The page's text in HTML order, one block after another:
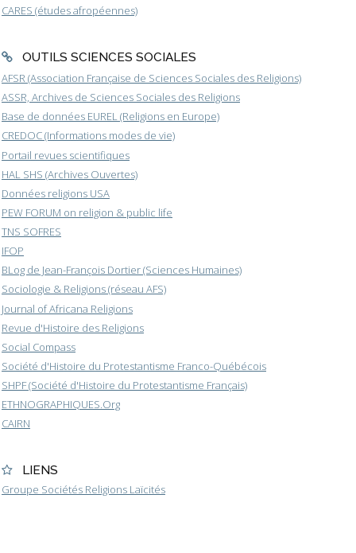
CARES (études afropéennes)
OUTILS SCIENCES SOCIALES
AFSR (Association Française de Sciences Sociales des Religions)
ASSR, Archives de Sciences Sociales des Religions
Base de données EUREL (Religions en Europe)
CREDOC (Informations modes de vie)
Portail revues scientifiques
HAL SHS (Archives Ouvertes)
Données religions USA
PEW FORUM on religion & public life
TNS SOFRES
IFOP
BLog de Jean-François Dortier (Sciences Humaines)
Sociologie & Religions (réseau AFS)
Journal of Africana Religions
Revue d'Histoire des Religions
Social Compass
Société d'Histoire du Protestantisme Franco-Québécois
SHPF (Société d'Histoire du Protestantisme Français)
ETHNOGRAPHIQUES.Org
CAIRN
LIENS
Groupe Sociétés Religions Laïcités